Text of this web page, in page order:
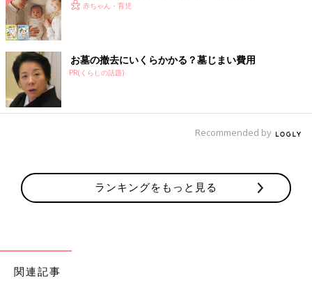
赤ちゃん・育児
お墓の撤去にいくらかかる？墓じまい費用
PR(くらしの話題)
Recommended by
ランキングをもっと見る
関連記事